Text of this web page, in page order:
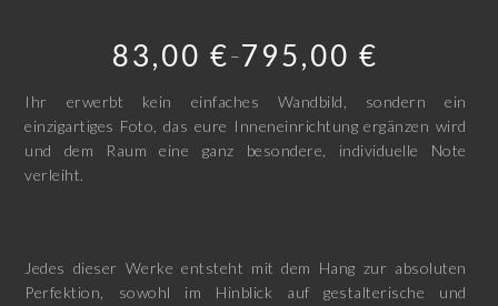
83,00€ –795,00 €
Ihr erwerbt kein einfaches Wandbild, sondern ein
einzigartiges Foto, das eure Inneneinrichtung ergänzen wird
und dem Raum eine ganz besondere, individuelle Note
verleiht.
Jedes dieser Werke entsteht mit dem Hang zur absoluten
Perfektion, sowohl im Hinblick auf gestalterische und